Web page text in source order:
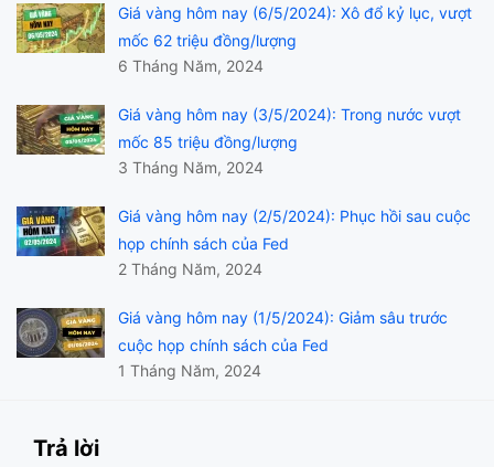
Giá vàng hôm nay (6/5/2024): Xô đổ kỷ lục, vượt
mốc 62 triệu đồng/lượng
6 Tháng Năm, 2024
Giá vàng hôm nay (3/5/2024): Trong nước vượt
mốc 85 triệu đồng/lượng
3 Tháng Năm, 2024
Giá vàng hôm nay (2/5/2024): Phục hồi sau cuộc
họp chính sách của Fed
2 Tháng Năm, 2024
Giá vàng hôm nay (1/5/2024): Giảm sâu trước
cuộc họp chính sách của Fed
1 Tháng Năm, 2024
Trả lời